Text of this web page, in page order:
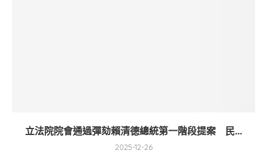
立法院院會通過彈劾賴清德總統第一階段提案 民...
2025-12-26